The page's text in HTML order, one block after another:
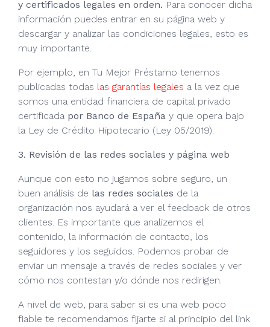
y certificados legales en orden. Para conocer dicha
información puedes entrar en su página web y
descargar y analizar las condiciones legales, esto es
muy importante.
Por ejemplo, en Tu Mejor Préstamo tenemos
publicadas todas las garantías legales a la vez que
somos una entidad financiera de capital privado
certificadapor Banco de España y que opera bajo
la Ley de Crédito Hipotecario (Ley 05/2019).
3. Revisión de las redes sociales y página web
Aunque con esto no jugamos sobre seguro, un
buen análisis de las redes sociales de la
organización nos ayudará a ver el feedback de otros
clientes. Es importante que analizemos el
contenido, la información de contacto, los
seguidores y los seguidos. Podemos probar de
enviar un mensaje a través de redes sociales y ver
cómo nos contestan y/o dónde nos redirigen.
A nivel de web, para saber si es una web poco
fiable te recomendamos fijarte si al principio del link